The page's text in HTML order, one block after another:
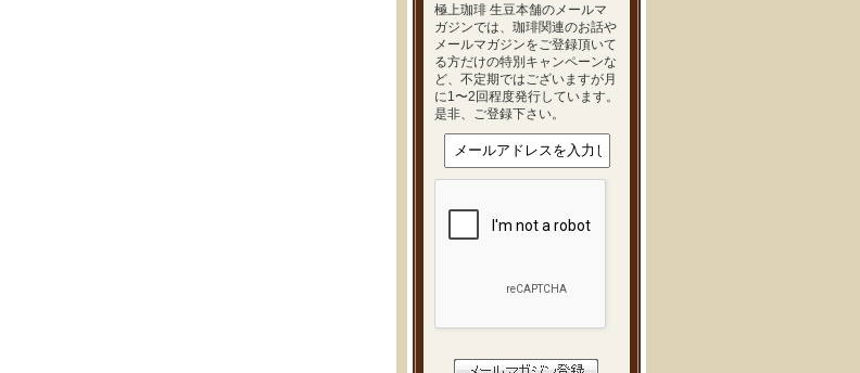
極上珈琲 生豆本舗のメールマ
ガジンでは、珈琲関連のお話や
メールマガジンをご登録頂いて
る方だけの特別キャンペーンな
ど、不定期ではございますが月
に1〜2回程度発行しています。
是非、ご登録下さい。